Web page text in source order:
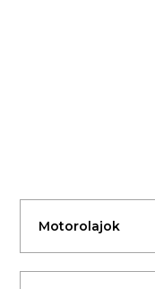
Motorolajok